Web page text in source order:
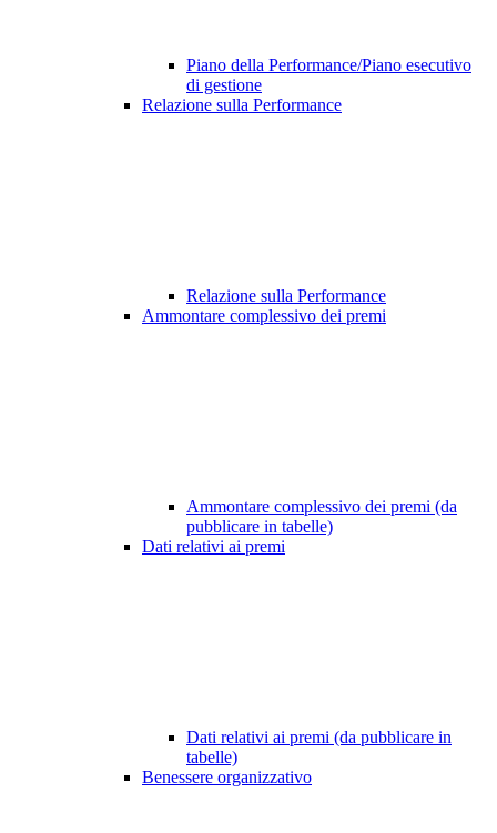
Piano della Performance/Piano esecutivo
di gestione
Relazione sulla Performance
Relazione sulla Performance
Ammontare complessivo dei premi
Ammontare complessivo dei premi (da
pubblicare in tabelle)
Dati relativi ai premi
Dati relativi ai premi (da pubblicare in
tabelle)
Benessere organizzativo